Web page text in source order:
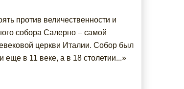
против величественности и
собора Салерно – самой
церкви Италии. Собор был
еще в 11 веке, а в 18 столетии...»